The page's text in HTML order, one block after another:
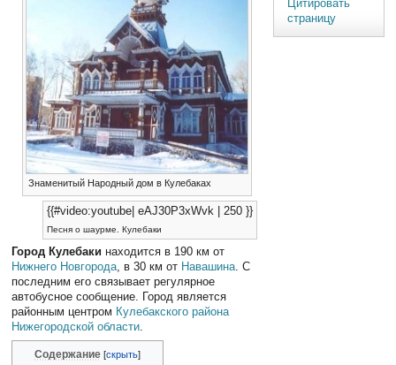
Знаменитый Народный дом в Кулебаках
{{#video:youtube| eAJ30P3xWvk | 250 }}
Песня о шаурме. Кулебаки
Город Кулебаки находится в 190 км от
Нижнего Новгорода, в 30 км от Навашина. С
последним его связывает регулярное
автобусное сообщение. Город является
районным центром Кулебакского района
Нижегородской области.
Содержание
Цитировать
страницу